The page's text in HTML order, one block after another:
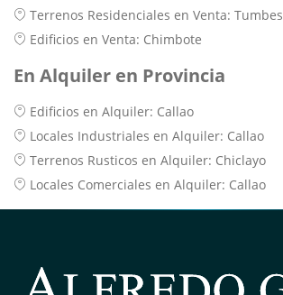
Terrenos Residenciales en Venta: Tumbes
Edificios en Venta: Chimbote
En Alquiler en Provincia
Edificios en Alquiler: Callao
Locales Industriales en Alquiler: Callao
Terrenos Rusticos en Alquiler: Chiclayo
Locales Comerciales en Alquiler: Callao